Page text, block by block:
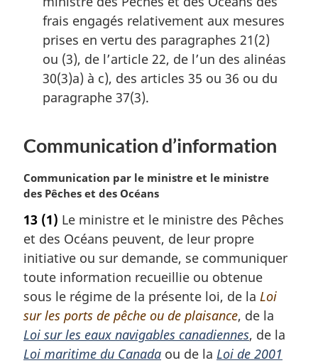
frais engagés relativement aux mesures
prises en vertu des paragraphes 21(2)
ou (3), de l’article 22, de l’un des alinéas
30(3)a) à c), des articles 35 ou 36 ou du
paragraphe 37(3).
Communication d’information
N
o
e
m
a
r
i
n
a
l
Communication par le ministre et le ministre
des Pêches et des Océans
13 (1) Le ministre et le ministre des Pêches
et des Océans peuvent, de leur propre
initiative ou sur demande, se communiquer
toute information recueillie ou obtenue
sous le régime de la présente loi, de la Loi
sur les ports de pêche ou de plaisance, de la
Loi sur les eaux navigables canadiennes, de la
Loi maritime du Canada ou de la Loi de 2001